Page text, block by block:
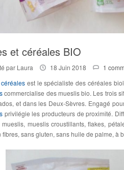
et céréales BIO
par Laura 18 Juin 2018
1
est le spécialiste des céréales
commercialise des mueslis bio. Les trois
et dans les Deux-Sèvres. Engagé
privilégie les producteurs de proximité.
mueslis, mueslis croustillants, flakes,
fibres, sans gluten, sans huile de palme, à